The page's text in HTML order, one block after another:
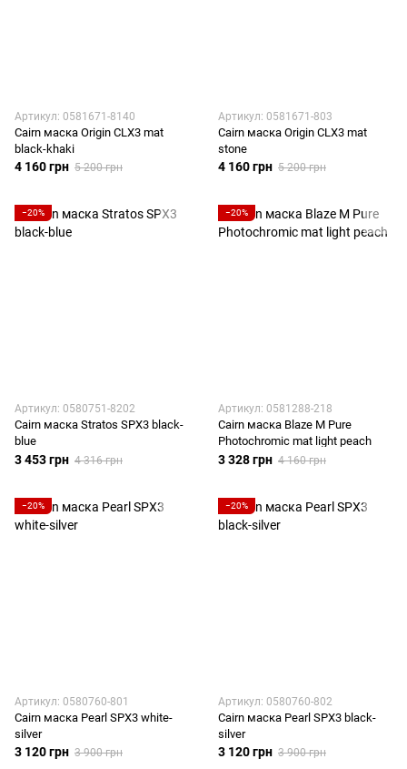
Артикул: 0581671-8140
Cairn маска Origin CLX3 mat
black-khaki
4 160 грн 5 200 грн
Артикул: 0581671-803
Cairn маска Origin CLX3 mat
stone
4 160 грн 5 200 грн
−20%
Артикул: 0580751-8202
Cairn маска Stratos SPX3 black-
blue
3 453 грн 4 316 грн
−20%
Артикул: 0581288-218
Cairn маска Blaze M Pure
Photochromic mat light peach
3 328 грн 4 160 грн
−20%
Артикул: 0580760-801
Cairn маска Pearl SPX3 white-
silver
3 120 грн 3 900 грн
−20%
Артикул: 0580760-802
Cairn маска Pearl SPX3 black-
silver
3 120 грн 3 900 грн